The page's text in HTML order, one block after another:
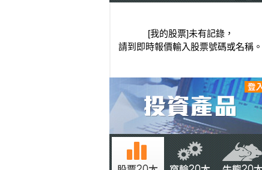
[我的股票]未有記錄，
請到即時報價輸入股票號碼或名稱。